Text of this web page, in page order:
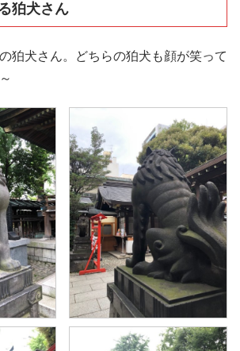
狛犬さん
狛犬さん。どちらの狛犬も顔が笑って